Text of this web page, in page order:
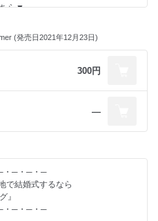
ちら▼
しBOOK
違うの？」まるっと見せます
(発売日2021年12月23日)
300円
―
・─・─・─
で結婚式するなら
』
・─・─・─